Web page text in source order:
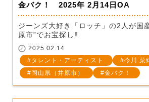
金バク！ 2025年 2月14日OA
ジーンズ大好き「ロッチ」の2人が国
原市”でお宝探し‼
2025.02.14
タレント・アーティスト
今川 菜
岡山県（井原市）
金バク！